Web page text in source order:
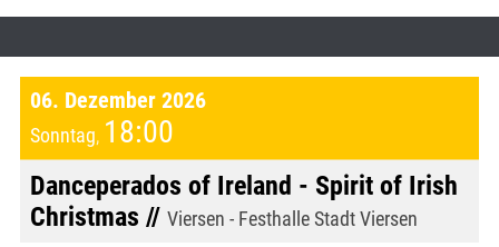
06. Dezember 2026
Sonntag, 18:00
Danceperados of Ireland - Spirit of Irish
Christmas // Viersen - Festhalle Stadt Viersen